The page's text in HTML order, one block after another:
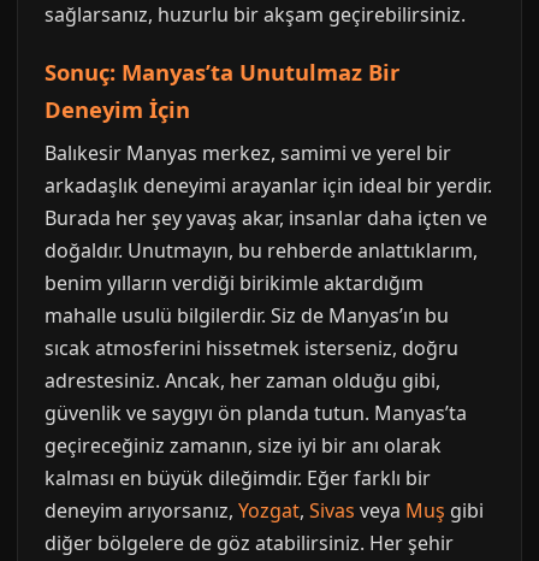
sağlarsanız, huzurlu bir akşam geçirebilirsiniz.
Sonuç: Manyas’ta Unutulmaz Bir
Deneyim İçin
Balıkesir Manyas merkez, samimi ve yerel bir
arkadaşlık deneyimi arayanlar için ideal bir yerdir.
Burada her şey yavaş akar, insanlar daha içten ve
doğaldır. Unutmayın, bu rehberde anlattıklarım,
benim yılların verdiği birikimle aktardığım
mahalle usulü bilgilerdir. Siz de Manyas’ın bu
sıcak atmosferini hissetmek isterseniz, doğru
adrestesiniz. Ancak, her zaman olduğu gibi,
güvenlik ve saygıyı ön planda tutun. Manyas’ta
geçireceğiniz zamanın, size iyi bir anı olarak
kalması en büyük dileğimdir. Eğer farklı bir
deneyim arıyorsanız, Yozgat, Sivas veya Muş gibi
diğer bölgelere de göz atabilirsiniz. Her şehir